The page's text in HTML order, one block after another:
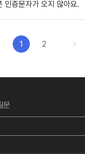
인증문자가 오지 않아요.
1 2
문